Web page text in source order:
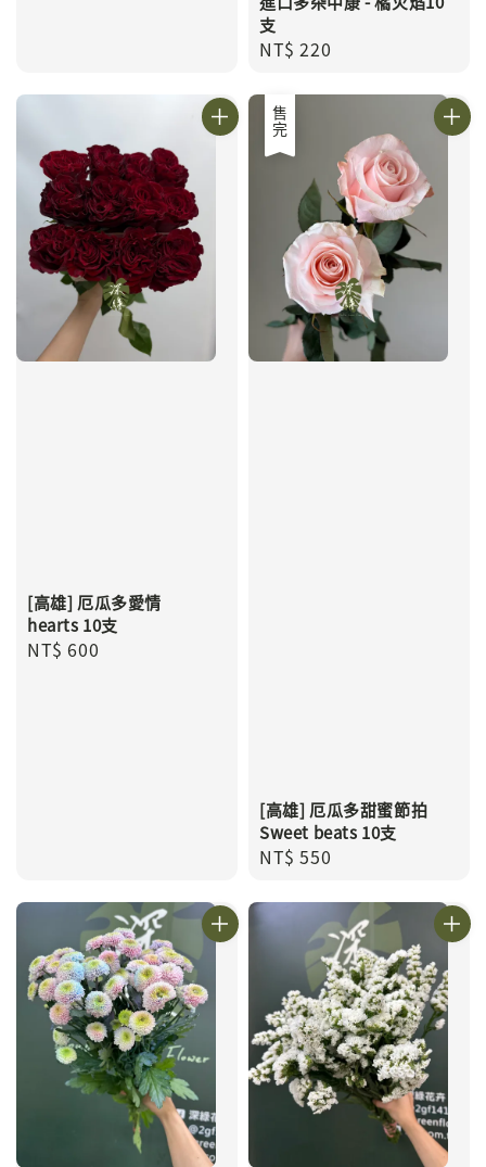
支
Regular
NT$ 220
[高雄] 厄瓜多愛情
hearts 10支
Regular
NT$ 600
售完
[高雄] 厄瓜多甜蜜節拍
Sweet beats 10支
Regular
NT$ 550